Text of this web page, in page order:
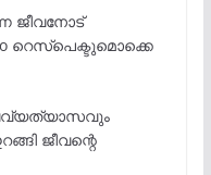
ജീവനോട്
റെസ്‌പെക്ടുമൊക്കെ
ജീവന്റെ